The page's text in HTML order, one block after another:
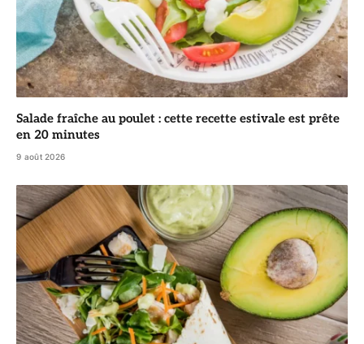
Salade fraîche au poulet : cette recette estivale est prête
en 20 minutes
9 août 2026